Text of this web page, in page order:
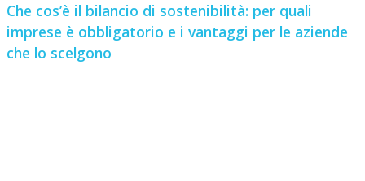
Che cos’è il bilancio di sostenibilità: per quali
imprese è obbligatorio e i vantaggi per le aziende
che lo scelgono